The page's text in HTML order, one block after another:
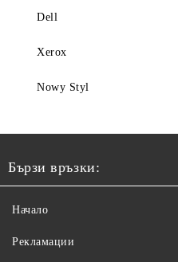
Dell
Xerox
Nowy Styl
Бързи връзки:
Начало
Рекламации